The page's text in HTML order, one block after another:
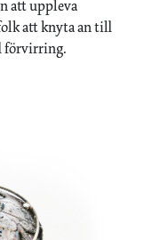
att uppleva
att knyta an till
förvirring.